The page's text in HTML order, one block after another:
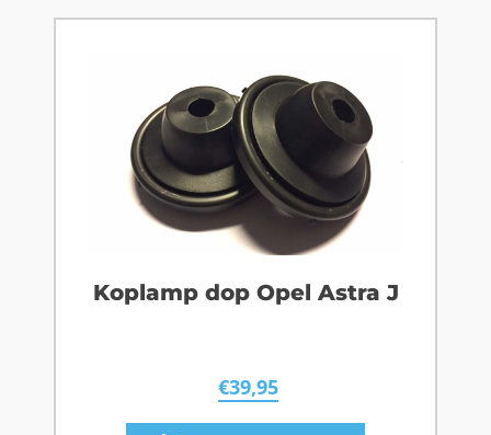
Koplamp dop Opel Astra J
€39,95